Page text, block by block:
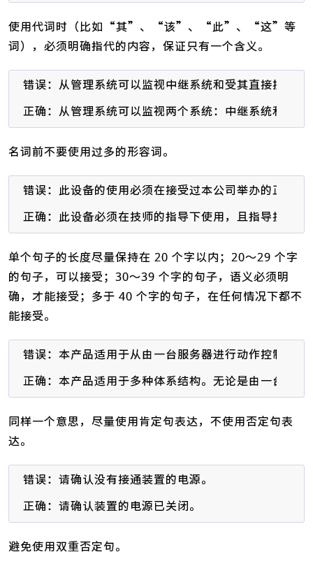
使用代词时（比如“其”、“该”、“此”、“这”等
词），必须明确指代的内容，保证只有一个含义。
错误：从管理系统可以监视中继系统和受其直接控制的
正确：从管理系统可以监视两个系统：中继系统和受
名词前不要使用过多的形容词。
错误：此设备的使用必须在接受过本公司举办的正式
正确：此设备必须在技师的指导下使用，且指导技师
单个句子的长度尽量保持在 20 个字以内；20～29 个字
的句子，可以接受；30～39 个字的句子，语义必须明
确，才能接受；多于 40 个字的句子，在任何情况下都不
能接受。
错误：本产品适用于从由一台服务器进行动作控制的
正确：本产品适用于多种体系结构。无论是由一台服
同样一个意思，尽量使用肯定句表达，不使用否定句表
达。
错误：请确认没有接通装置的电源。
正确：请确认装置的电源已关闭。
避免使用双重否定句。